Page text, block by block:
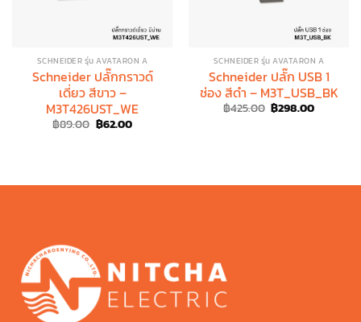
SCHNEIDER รุ่น AVATARON A
Schneider ปลั๊กกราวด์
เดี่ยว สีขาว –
M3T426UST_WE
฿89.00 Original
price
฿62.00Current
price
SCHNEIDER รุ่น AVATARON A
Schneider ปลั๊ก USB 1
ช่อง สีดำ – M3T_USB_BK
฿425.00 Original
price
฿298.00Current